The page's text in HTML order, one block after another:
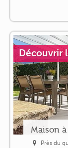
Découvrir
Maison
Près du